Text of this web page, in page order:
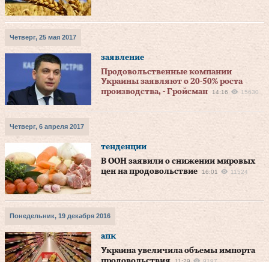
Четверг, 25 мая 2017
заявление
Продовольственные компании
Украины заявляют о 20-50% роста
производства, - Гройсман
14:16 15630
Четверг, 6 апреля 2017
тенденции
В ООН заявили о снижении мировых
цен на продовольствие
16:01 11524
Понедельник, 19 декабря 2016
апк
Украина увеличила объемы импорта